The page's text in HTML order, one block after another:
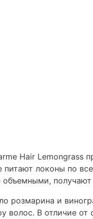
Hair Lemongrass
питают локоны по
розмарина и
волос. В отличие